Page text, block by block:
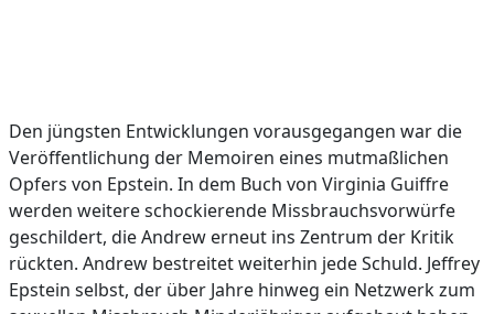
Den jüngsten Entwicklungen vorausgegangen war die
Veröffentlichung der Memoiren eines mutmaßlichen
Opfers von Epstein. In dem Buch von Virginia Guiffre
werden weitere schockierende Missbrauchsvorwürfe
geschildert, die Andrew erneut ins Zentrum der Kritik
rückten. Andrew bestreitet weiterhin jede Schuld. Jeffrey
Epstein selbst, der über Jahre hinweg ein Netzwerk zum